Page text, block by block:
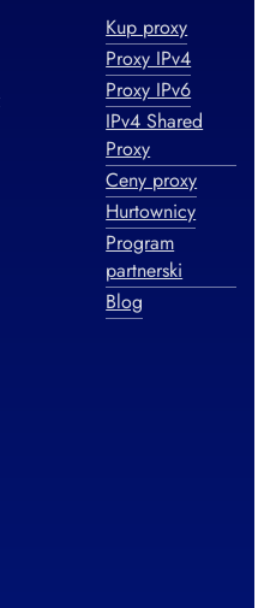
Kup proxy
Proxy IPv4
Proxy IPv6
IPv4 Shared
Proxy
Ceny proxy
Hurtownicy
Program
partnerski
Blog